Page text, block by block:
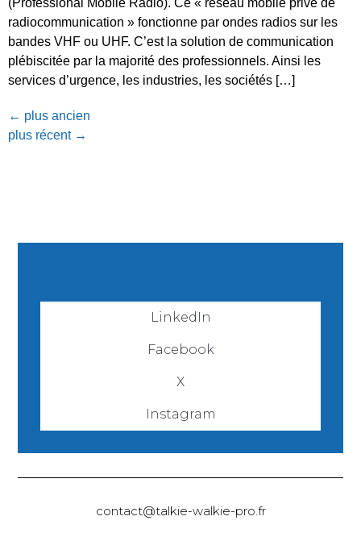
(Professional Mobile Radio). Ce « réseau mobile privé de
radiocommunication » fonctionne par ondes radios sur les
bandes VHF ou UHF. C’est la solution de communication
plébiscitée par la majorité des professionnels. Ainsi les
services d’urgence, les industries, les sociétés […]
← plus ancien
plus récent →
LinkedIn
Facebook
X
Instagram
contact@talkie-walkie-pro.fr